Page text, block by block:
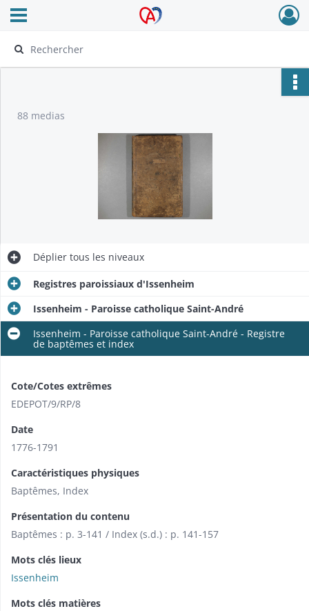
Archives Alsace - Colmar
Ouvrir le menu déroulant
88 medias
Déplier tous les niveaux
Registres paroissiaux d'Issenheim
Issenheim - Paroisse catholique Saint-André
Issenheim - Paroisse catholique Saint-André - Registre
de baptêmes et index
Cote/Cotes extrêmes
EDEPOT/9/RP/8
Date
1776-1791
Caractéristiques physiques
Baptêmes, Index
Présentation du contenu
Baptêmes : p. 3-141 / Index (s.d.) : p. 141-157
Mots clés lieux
Issenheim
Mots clés matières